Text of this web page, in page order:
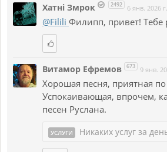
Хатнi Змрок 2492 6 янв. 2026 г.
@Filili Филипп, привет! Тебе
Витамор Ефремов 673 9 янв.
Хорошая песня, приятная
Успокаивающая, впрочем,
песен Руслана.
УСЛУГИ Никаких услуг за